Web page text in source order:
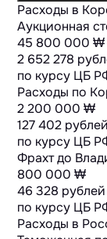
Расходы в
Аукционная
45 800 000 ₩
2 652 278
по курсу ЦБ
Расходы по
2 200 000 ₩
127 402 рублей
по курсу ЦБ
Фрахт до
800 000 ₩
46 328 рублей
по курсу ЦБ
Расходы в